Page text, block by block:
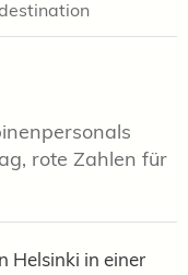
rote Zahlen für
Helsinki in einer